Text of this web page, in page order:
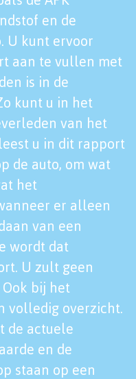
en de
U kunt ervoor
aan te vullen met
is in de
kunt u in het
van het
u in dit rapport
de auto, om wat
het
er alleen
van een
wordt dat
U zult geen
bij het
volledig overzicht.
de actuele
en de
staan op een